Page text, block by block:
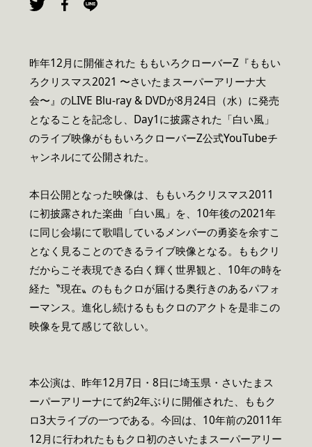
昨年12月に開催された ももいろクローバーZ『ももい
ろクリスマス2021 〜さいたまスーパーアリーナ大
会〜』のLIVE Blu-ray & DVDが8月24日（水）に発売
となることを記念し、Day1に披露された「白い風」
のライブ映像がももいろクローバーZ公式YouTubeチ
ャンネルにて公開された。
本日公開となった映像は、ももいろクリスマス2011
に初披露された楽曲「白い風」を、10年後の2021年
に同じ会場にて歌唱しているメンバーの勇姿を余すこ
となく見ることのできるライブ映像となる。ももクリ
だからこそ表現できる白く輝く世界観と、10年の時を
経た〝現在〟のももクロが届ける奥行きのあるパフォ
ーマンス。進化し続けるももクロのアクトを是非この
映像を見て感じて欲しい。
本公演は、昨年12月7日・8日に埼玉県・さいたまス
ーパーアリーナにて約2年ぶりに開催された、ももク
ロ3大ライブの一つである。今回は、10年前の2011年
12月に行われたももクロ初のさいたまスーパーアリー